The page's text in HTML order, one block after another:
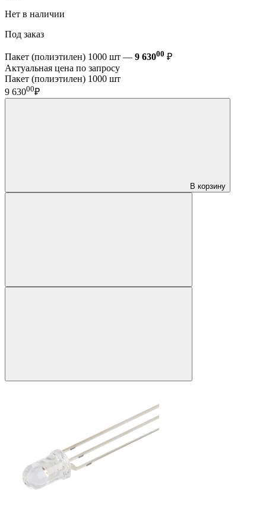
Нет в наличии
Под заказ
Пакет (полиэтилен) 1000 шт — 9 63000 ₽
Актуальная цена по запросу
Пакет (полиэтилен) 1000 шт
9 63000₽
В корзину